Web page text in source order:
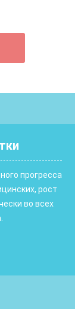
прогресса
рост
во всех